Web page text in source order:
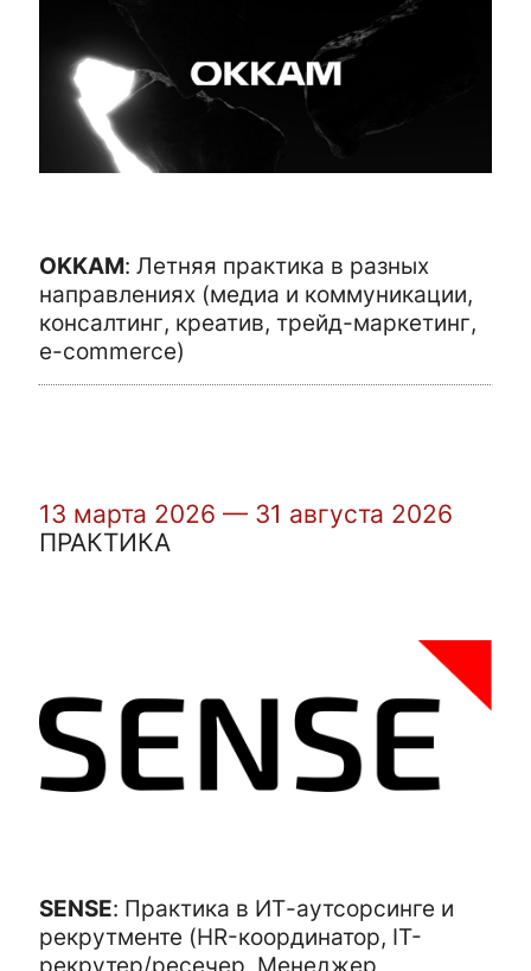
OKKAM: Летняя практика в разных
направлениях (медиа и коммуникации,
консалтинг, креатив, трейд-маркетинг,
e-commerce)
13 марта 2026 — 31 августа 2026
ПРАКТИКА
SENSE: Практика в ИТ-аутсорсинге и
рекрутменте (HR-координатор, IT-